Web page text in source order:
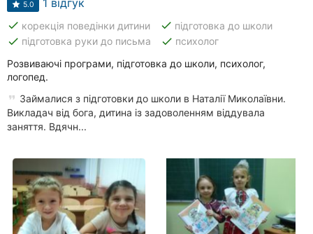
5.0 1 відгук
done корекція поведінки дитини done підготовка до школи
done підготовка руки до письма done психолог
Розвиваючі програми, підготовка до школи, психолог,
логопед.
Займалися з підготовки до школи в Наталії Миколаївни.
Викладач від бога, дитина із задоволенням віддувала
заняття. Вдячн...